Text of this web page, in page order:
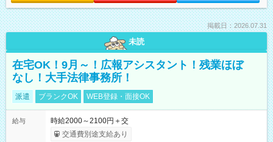
掲載日：2026.07.31
未読
在宅OK！9月～！広報アシスタント！残業ほぼ
なし！大手法律事務所！
派遣 ブランクOK WEB登録・面接OK
給与
時給2000～2100円＋交
交通費別途支給あり